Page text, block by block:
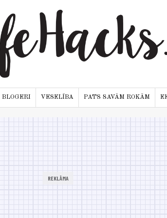
BLOGERI VESELĪBA PATS SAVĀM ROKĀM